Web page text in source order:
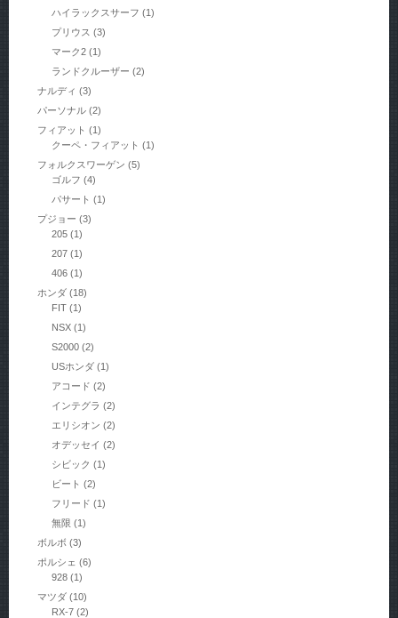
ハイラックスサーフ (1)
プリウス (3)
マーク2 (1)
ランドクルーザー (2)
ナルディ (3)
パーソナル(2)
フィアット (1)
クーペ・フィアット (1)
フォルクスワーゲン (5)
ゴルフ (4)
パサート (1)
プジョー (3)
205 (1)
207 (1)
406 (1)
ホンダ(18)
FIT (1)
NSX (1)
S2000 (2)
USホンダ (1)
アコード (2)
インテグラ (2)
エリシオン (2)
オデッセイ (2)
シビック (1)
ビート (2)
フリード (1)
無限 (1)
ボルボ (3)
ポルシェ (6)
928 (1)
マツダ(10)
RX-7 (2)